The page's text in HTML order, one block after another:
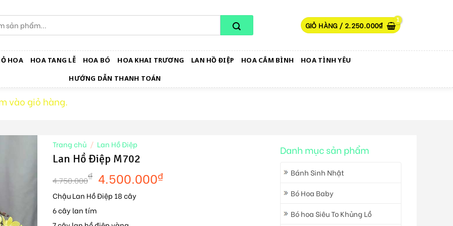
GIỎ HÀNG / 2.250.000₫
HOA HOA TANG LỄ HOA BÓ HOA KHAI TRƯƠNG LAN HỒ ĐIỆP HOA CẮM BÌNH
HOA TÌNH YÊU
HƯỚNG DẪN THANH TOÁN
vào giỏ hàng.
Danh mục sản phẩm
Bánh Sinh Nhật
Bó Hoa Baby
Bó hoa Siêu To Khủng Lồ
Trang chủ / Lan Hồ Điệp
Lan Hồ Điệp M702
4.750.000₫ 4.500.000₫
Chậu Lan Hồ Điệp 18 cây
6 cây lan tím